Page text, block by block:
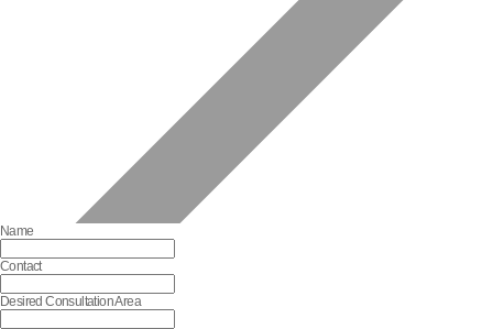
Name
Contact
Desired Consultation Area